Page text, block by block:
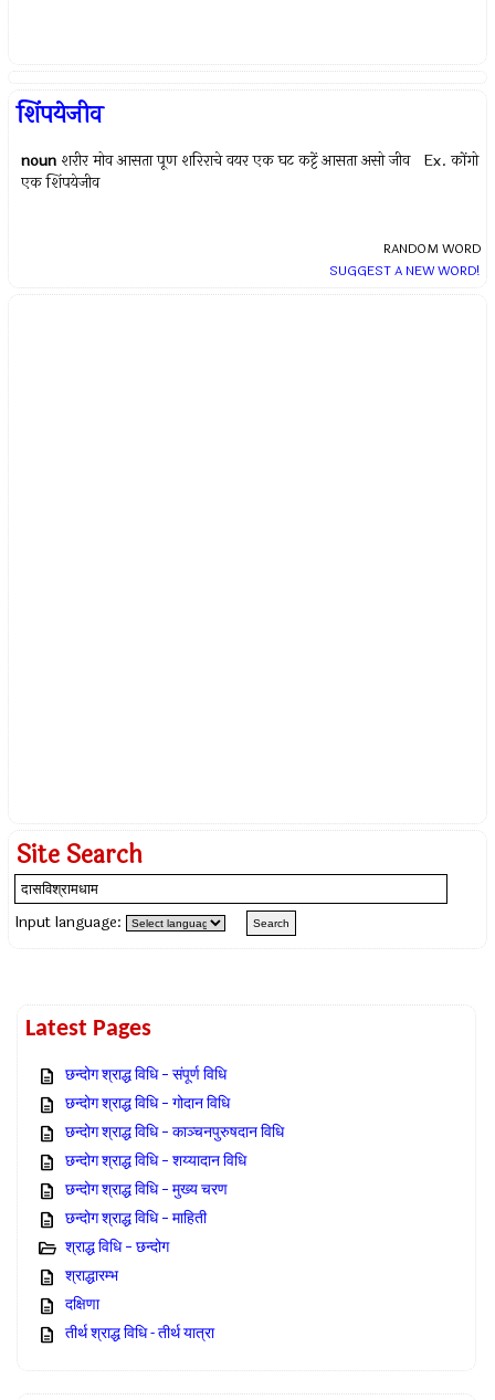
शिंपयेजीव
noun शरीर मोव आसता पूण शरिराचे वयर एक घट कट्टें आसता असो जीव Ex.कोंगो
एक शिंपयेजीव
RANDOM WORD
SUGGEST A NEW WORD!
Site Search
Input language:
Latest Pages
छन्दोग श्राद्ध विधि – संपूर्ण विधि
छन्दोग श्राद्ध विधि – गोदान विधि
छन्दोग श्राद्ध विधि – काञ्चनपुरुषदान विधि
छन्दोग श्राद्ध विधि – शय्यादान विधि
छन्दोग श्राद्ध विधि – मुख्य चरण
छन्दोग श्राद्ध विधि – माहिती
श्राद्ध विधि – छन्दोग
श्राद्धारम्भ
दक्षिणा
तीर्थ श्राद्ध विधि - तीर्थ यात्रा